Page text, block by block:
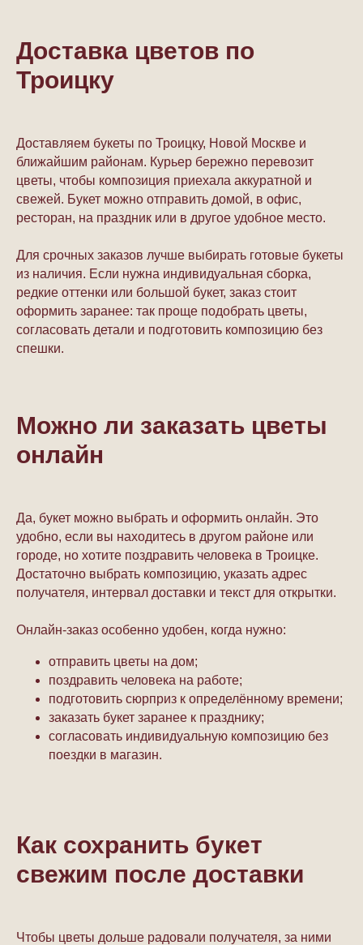
Доставка цветов по
Троицку
Доставляем букеты по Троицку, Новой Москве и
ближайшим районам. Курьер бережно перевозит
цветы, чтобы композиция приехала аккуратной и
свежей. Букет можно отправить домой, в офис,
ресторан, на праздник или в другое удобное место.
Для срочных заказов лучше выбирать готовые букеты
из наличия. Если нужна индивидуальная сборка,
редкие оттенки или большой букет, заказ стоит
оформить заранее: так проще подобрать цветы,
согласовать детали и подготовить композицию без
спешки.
Можно ли заказать цветы
онлайн
Да, букет можно выбрать и оформить онлайн. Это
удобно, если вы находитесь в другом районе или
городе, но хотите поздравить человека в Троицке.
Достаточно выбрать композицию, указать адрес
получателя, интервал доставки и текст для открытки.
Онлайн-заказ особенно удобен, когда нужно:
отправить цветы на дом;
поздравить человека на работе;
подготовить сюрприз к определённому времени;
заказать букет заранее к празднику;
согласовать индивидуальную композицию без
поездки в магазин.
Как сохранить букет
свежим после доставки
Чтобы цветы дольше радовали получателя, за ними